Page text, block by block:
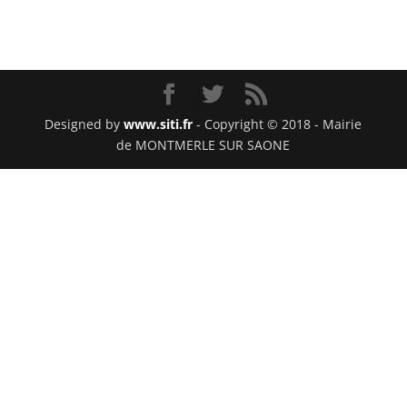
Designed bywww.siti.fr - Copyright © 2018 - Mairie
de MONTMERLE SUR SAONE